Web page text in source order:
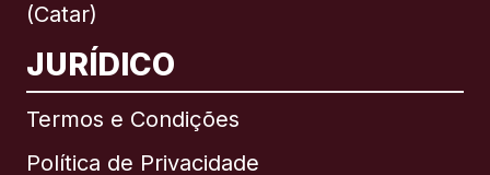
(Catar)
JURÍDICO
Termos e Condições
Política de Privacidade